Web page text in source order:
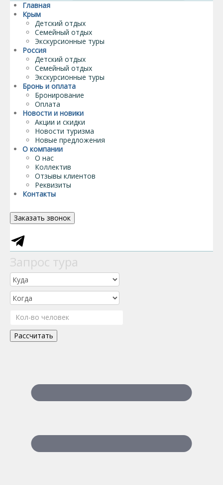
Главная
Крым
Детский отдых
Семейный отдых
Экскурсионные туры
Россия
Детский отдых
Семейный отдых
Экскурсионные туры
Бронь и оплата
Бронирование
Оплата
Новости и новики
Акции и скидки
Новости туризма
Новые предложения
О компании
О нас
Коллектив
Отзывы клиентов
Реквизиты
Контакты
Заказать звонок
Запрос тура
Рассчитать